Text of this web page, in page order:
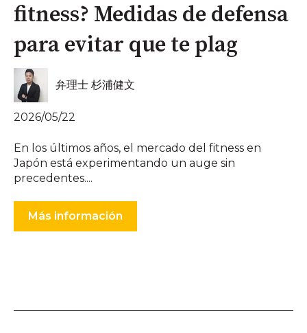
fitness? Medidas de defensa
para evitar que te plag
弁理士 杉浦健文
2026/05/22
En los últimos años, el mercado del fitness en
Japón está experimentando un auge sin
precedentes....
Más información